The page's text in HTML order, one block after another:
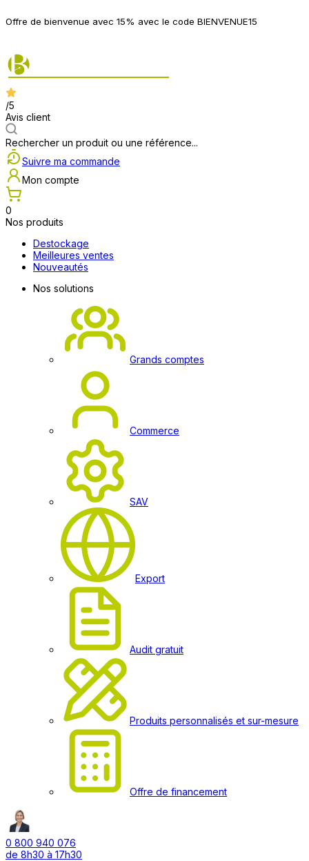
Offre de bienvenue avec 15% avec le code BIENVENUE15
/5
Avis client
Rechercher un produit ou une référence...
Suivre ma commande
Mon compte
0
Nos produits
Destockage
Meilleures ventes
Nouveautés
Nos solutions
Grands comptes
Commerce
SAV
Export
Audit gratuit
Produits personnalisés et sur-mesure
Offre de financement
0 800 940 076
de 8h30 à 17h30